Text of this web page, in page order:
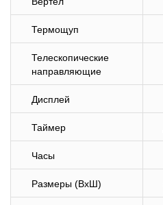
Термощуп
Телескопические
направляющие
Дисплей
Таймер
Часы
Размеры (ВхШ)